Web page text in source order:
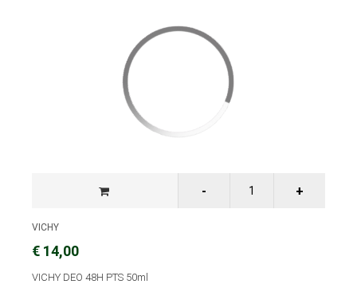
VICHY
€ 14,00
VICHY DEO 48H PTS 50ml